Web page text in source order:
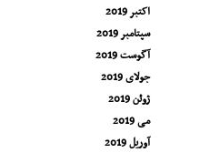
اکتبر 2019
سپتامبر 2019
آگوست 2019
جولای 2019
ژوئن 2019
می 2019
آوریل 2019